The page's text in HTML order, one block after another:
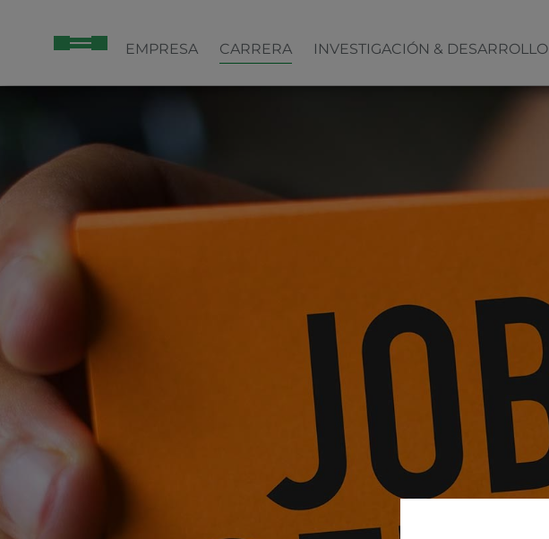
EMPRESA CARRERA INVESTIGACIÓN & DESARROLLO